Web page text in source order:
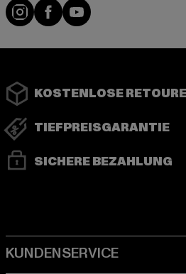
Instagram
FacebookYouTube
KOSTENLOSE RETOURE
TIEFPREISGARANTIE
SICHERE BEZAHLUNG